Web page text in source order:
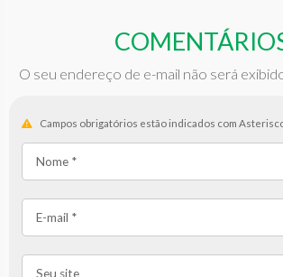
O seu endereço de e-mail não será
Campos obrigatórios estão indicados com